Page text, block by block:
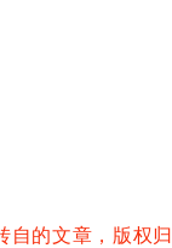
自的文章，版